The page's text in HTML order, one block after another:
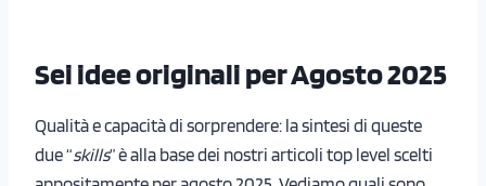
Sei idee originali per Agosto 2025
Qualità e capacità di sorprendere: la sintesi di queste
due “skills” è alla base dei nostri articoli top level scelti